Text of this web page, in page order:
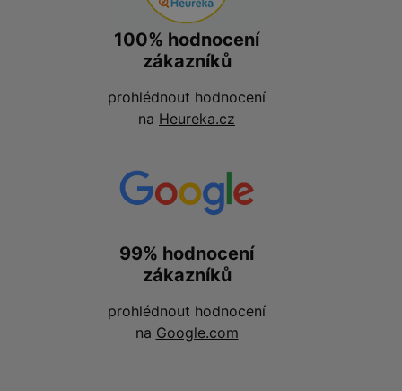
100% hodnocení
zákazníků
prohlédnout hodnocení
na Heureka.cz
99% hodnocení
zákazníků
prohlédnout hodnocení
na Google.com